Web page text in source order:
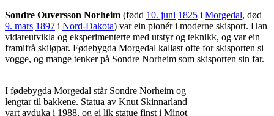
Sondre Ouversson Norheim (fødd 10. juni 1825 i Morgedal, død
9. mars 1897 i Nord-Dakota) var ein pionér i moderne skisport. Han
vidareutvikla og eksperimenterte med utstyr og teknikk, og var ein
framifrå skiløpar. Fødebygda Morgedal kallast ofte for skisporten si
vogge, og mange tenker på Sondre Norheim som skisporten sin far.
I fødebygda Morgedal står Sondre Norheim og
lengtar til bakkene. Statua av Knut Skinnarland
vart avduka i 1988, og ei lik statue finst i Minot